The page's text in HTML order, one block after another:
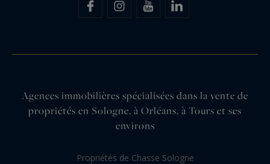
Agences immobilières spécialisées dans la vente de
propriétés en Sologne, à Orléans, à Tours et ses
environs
Propriétés de Chasse Sologne